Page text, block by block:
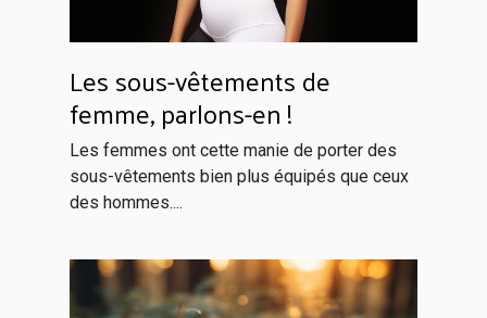
Les sous-vêtements de
femme, parlons-en !
Les femmes ont cette manie de porter des
sous-vêtements bien plus équipés que ceux
des hommes....